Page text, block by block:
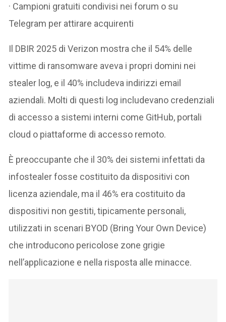
· Campioni gratuiti condivisi nei forum o su
Telegram per attirare acquirenti
Il DBIR 2025 di Verizon mostra che il 54% delle
vittime di ransomware aveva i propri domini nei
stealer log, e il 40% includeva indirizzi email
aziendali. Molti di questi log includevano credenziali
di accesso a sistemi interni come GitHub, portali
cloud o piattaforme di accesso remoto.
È preoccupante che il 30% dei sistemi infettati da
infostealer fosse costituito da dispositivi con
licenza aziendale, ma il 46% era costituito da
dispositivi non gestiti, tipicamente personali,
utilizzati in scenari BYOD (Bring Your Own Device)
che introducono pericolose zone grigie
nell’applicazione e nella risposta alle minacce.